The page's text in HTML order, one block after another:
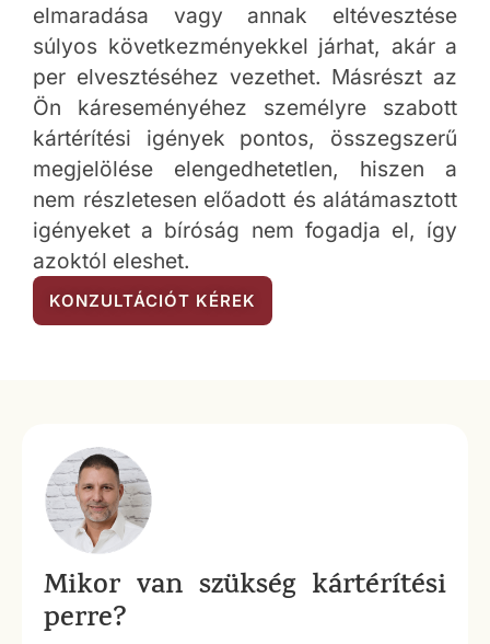
elmaradása vagy annak eltévesztése
súlyos következményekkel járhat, akár a
per elvesztéséhez vezethet. Másrészt az
Ön káreseményéhez személyre szabott
kártérítési igények pontos, összegszerű
megjelölése elengedhetetlen, hiszen a
nem részletesen előadott és alátámasztott
igényeket a bíróság nem fogadja el, így
azoktól eleshet.
KONZULTÁCIÓT KÉREK
Mikor van szükség kártérítési
perre?